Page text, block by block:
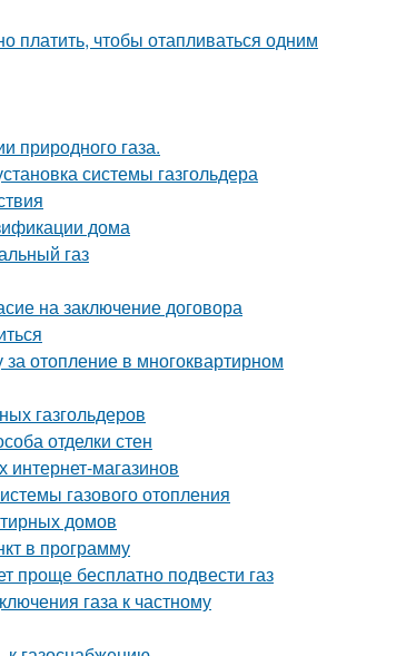
платить, чтобы отапливаться одним
природного газа.
системы газгольдера
дома
газ
на заключение договора
отопление в многоквартирном
газгольдеров
отделки стен
интернет-магазинов
газового отопления
домов
в программу
проще бесплатно подвести газ
газа к частному